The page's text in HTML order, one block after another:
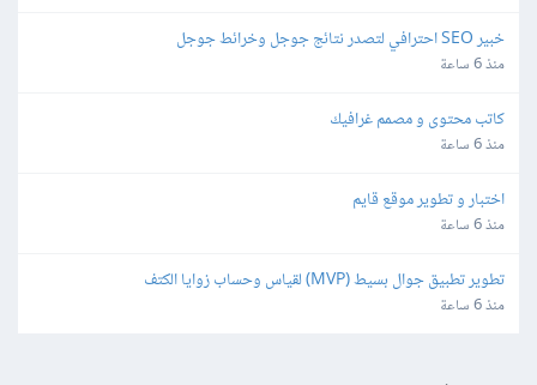
خبير SEO احترافي لتصدر نتائج جوجل وخرائط جوجل
منذ 6 ساعة
كاتب محتوى و مصمم غرافيك
منذ 6 ساعة
اختبار و تطوير موقع قايم
منذ 6 ساعة
تطوير تطبيق جوال بسيط (MVP) لقياس وحساب زوايا الكتف
منذ 6 ساعة